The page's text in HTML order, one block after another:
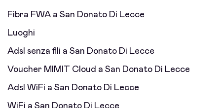
Fibra FWA a San Donato Di Lecce
Luoghi
Adsl senza fili a San Donato Di Lecce
Voucher MIMIT Cloud a San Donato Di Lecce
Adsl WiFi a San Donato Di Lecce
WiFi a San Donato Di Lecce